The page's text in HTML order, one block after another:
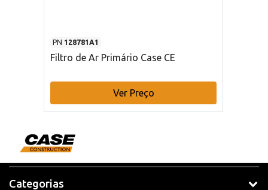
PN 128781A1
Filtro de Ar Primário Case CE
Ver Preço
Categorias